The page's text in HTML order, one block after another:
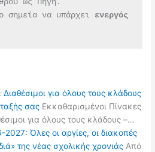
ως Πηγή.
σημεία να υπάρχει
για όλους τους κλάδους
σας Εκκαθαρισμένοι Πίνακες
για όλους τους κλάδους –…
Όλες οι αργίες, οι διακοπές
της νέας σχολικής χρονιάς Από